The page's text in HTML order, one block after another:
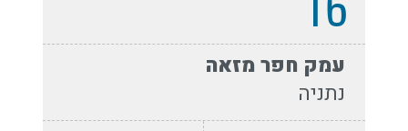
עמק חפר מזאה
נתניה